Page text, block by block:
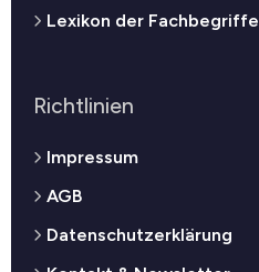
Lexikon der Fachbegriffe
Richtlinien
Impressum
AGB
Datenschutzerklärung